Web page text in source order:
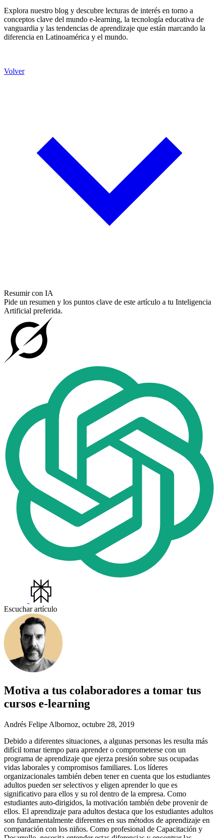
Explora nuestro blog y descubre lecturas de interés en torno a
conceptos clave del mundo e-learning, la tecnología educativa de
vanguardia y las tendencias de aprendizaje que están marcando la
diferencia en Latinoamérica y el mundo.
Volver
Resumir con IA
Pide un resumen y los puntos clave de este artículo a tu Inteligencia
Artificial preferida.
Escuchar artículo
Motiva a tus colaboradores a tomar tus
cursos e-learning
Andrés Felipe Albornoz, octubre 28, 2019
Debido a diferentes situaciones, a algunas personas les resulta más
difícil tomar tiempo para aprender o comprometerse con un
programa de aprendizaje que ejerza presión sobre sus ocupadas
vidas laborales y compromisos familiares. Los líderes
organizacionales también deben tener en cuenta que los estudiantes
adultos pueden ser selectivos y eligen aprender lo que es
significativo para ellos y su rol dentro de la empresa. Como
estudiantes auto-dirigidos, la motivación también debe provenir de
ellos. El aprendizaje para adultos destaca que los estudiantes adultos
son fundamentalmente diferentes en sus métodos de aprendizaje en
comparación con los niños. Como profesional de Capacitación y